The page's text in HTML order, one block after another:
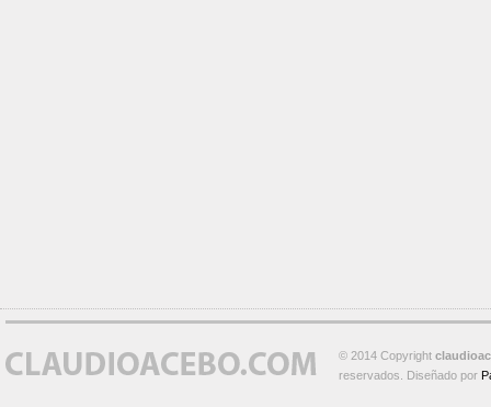
© 2014 Copyright
reservados. Diseñado por